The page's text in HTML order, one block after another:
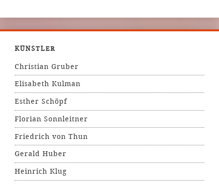
KÜNSTLER
Christian Gruber
Elisabeth Kulman
Esther Schöpf
Florian Sonnleitner
Friedrich von Thun
Gerald Huber
Heinrich Klug